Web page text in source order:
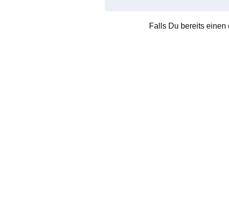
Falls Du bereits einen